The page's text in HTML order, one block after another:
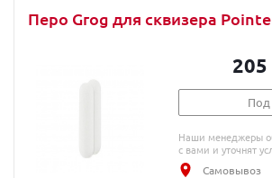
Перо Grog для сквизера
205
Под
Наши менеджеры
с вами и уточнят
Самовывоз